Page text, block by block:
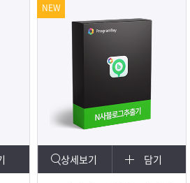
상세보기 담기
NEW